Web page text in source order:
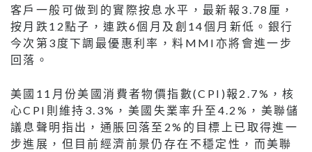
客戶一般可做到的實際按息水平，最新報3.78厘，
按月跌12點子，連跌6個月及創14個月新低。銀行
今次第3度下調最優惠利率，料MMI亦將會進一步
回落。
美國11月份美國消費者物價指數(CPI)報2.7%，核
心CPI則維持3.3%，美國失業率升至4.2%，美聯儲
議息聲明指出，通脹回落至2%的目標上已取得進一
步進展，但目前經濟前景仍存在不穩定性，而美聯